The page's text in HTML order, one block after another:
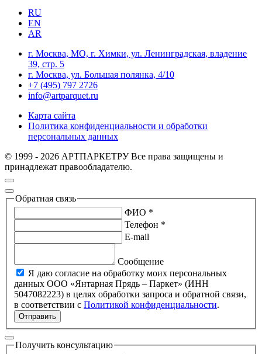
RU
EN
AR
г. Москва, МО, г. Химки, ул. Ленинградская, владение
39, стр. 5
г. Москва, ул. Большая полянка, 4/10
+7 (495) 797 2726
info@artparquet.ru
Карта сайта
Политика конфиденциальности и обработки
персональных данных
© 1999 - 2026 АРТПАРКЕТРУ Все права защищены и
принадлежат правообладателю.
Обратная связь
ФИО *
Телефон *
E-mail
Сообщение
Я даю согласие на обработку моих персональных
данных ООО «Янтарная Прядь – Паркет» (ИНН
5047082223) в целях обработки запроса и обратной связи,
в соответствии с Политикой конфиденциальности.
Отправить
Получить консультацию